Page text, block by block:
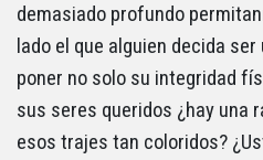
demasiado profundo
lado el que alguien decida
poner no solo su integridad
sus seres queridos ¿hay una
esos trajes tan coloridos?